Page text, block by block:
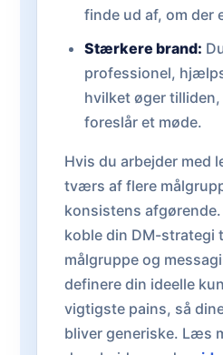
finde ud af, om der
Stærkere brand:
professionel,
hvilket øger
foreslår et møde.
Hvis du arbejder med
tværs af flere
konsistens
koble din DM-strategi
målgruppe og
definere din ideelle
vigtigste pains, så
bliver generiske. Læs